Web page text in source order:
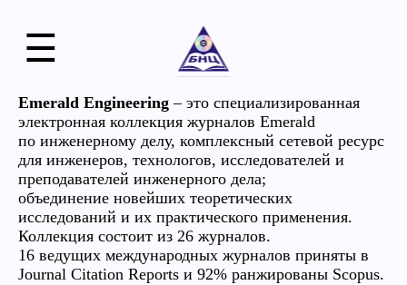
☰
Emerald Engineering– это специализированная
электронная коллекция журналов Emerald
по инженерному делу, комплексный сетевой ресурс
для инженеров, технологов, исследователей и
преподавателей инженерного дела;
объединение новейших теоретических
исследований и их практического применения.
Коллекция состоит из 26 журналов.
16 ведущих международных журналов приняты в
Journal Citation Reports и 92% ранжированы Scopus.